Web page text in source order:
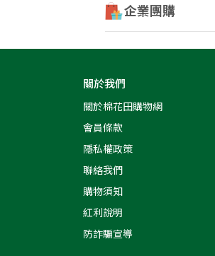
企業團購
關於我們
關於棉花田購物網
會員條款
隱私權政策
聯絡我們
購物須知
紅利說明
防詐騙宣導